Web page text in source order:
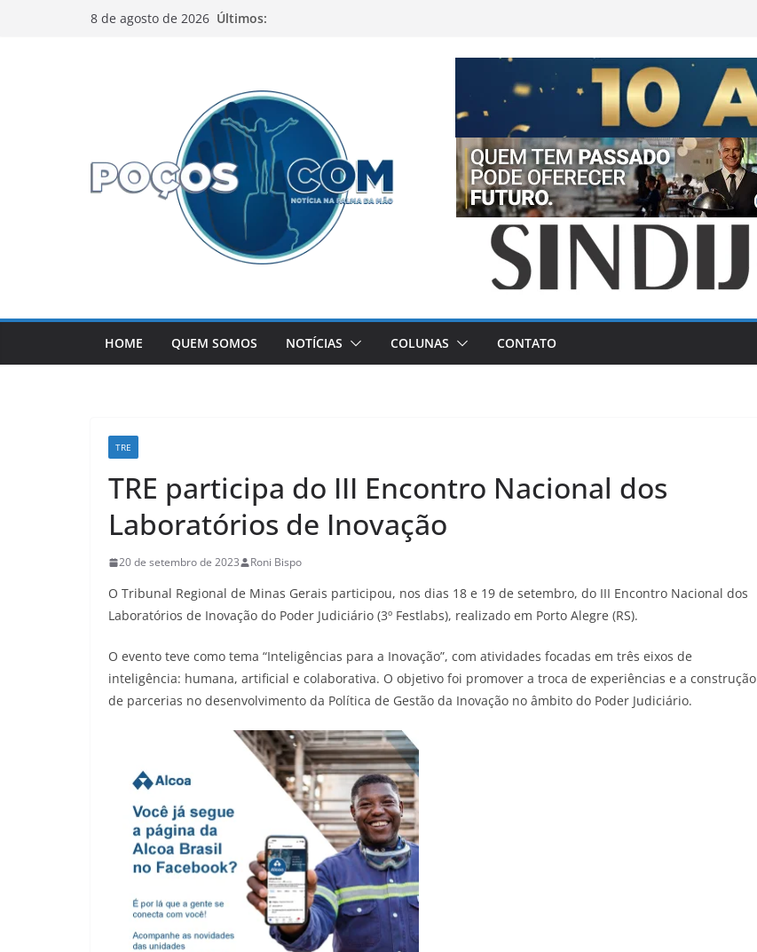
8 de agosto de 2026 Últimos:
HOME QUEM SOMOS NOTÍCIAS COLUNAS CONTATO
TRE
TRE participa do III Encontro Nacional dos
Laboratórios de Inovação
20 de setembro de 2023 Roni Bispo
O Tribunal Regional de Minas Gerais participou, nos dias 18 e 19 de setembro, do III Encontro Nacional dos
Laboratórios de Inovação do Poder Judiciário (3º Festlabs), realizado em Porto Alegre (RS).
O evento teve como tema “Inteligências para a Inovação”, com atividades focadas em três eixos de
inteligência: humana, artificial e colaborativa. O objetivo foi promover a troca de experiências e a construção
de parcerias no desenvolvimento da Política de Gestão da Inovação no âmbito do Poder Judiciário.